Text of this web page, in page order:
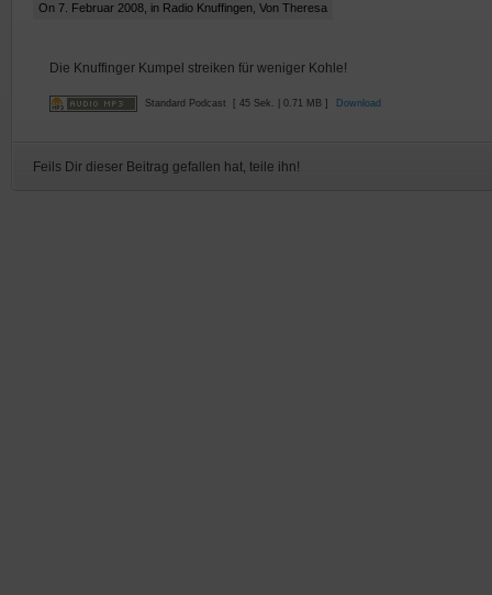
On 7. Februar 2008, in Radio Knuffingen , Von Theresa
Die Knuffinger Kumpel streiken für weniger Kohle!
Standard Podcast [ 45 Sek. | 0.71 MB ] Download
Feils Dir dieser Beitrag gefallen hat, teile ihn!